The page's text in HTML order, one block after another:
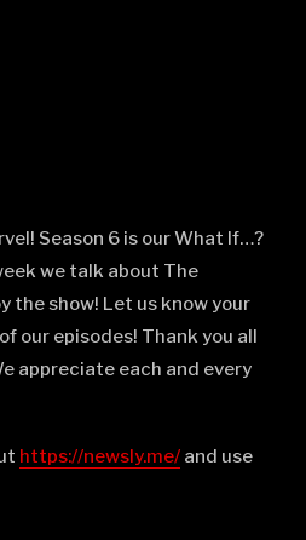
Season 6 is our What If…?
we talk about The
the show! Let us know your
our episodes! Thank you all
appreciate each and every
⁠⁠⁠⁠⁠⁠⁠⁠⁠⁠⁠⁠⁠⁠⁠⁠⁠⁠⁠⁠⁠⁠⁠⁠⁠⁠⁠⁠⁠⁠⁠⁠⁠⁠⁠⁠⁠⁠⁠⁠⁠⁠⁠⁠⁠⁠⁠⁠https://newsly.me/⁠⁠⁠⁠⁠⁠⁠⁠⁠⁠⁠⁠⁠⁠⁠⁠⁠⁠⁠⁠⁠⁠⁠⁠⁠⁠⁠⁠⁠⁠⁠⁠⁠⁠⁠⁠⁠⁠⁠⁠⁠⁠⁠⁠⁠⁠⁠⁠ and use